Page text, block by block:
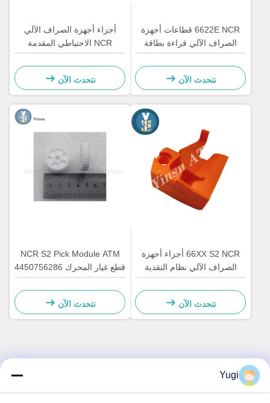
6622E NCR قطاعات أجهزة
الصراف الآلي قراءة بطاقة
رأس المكونات إعادة التجديد
نتحدث الآن
أجزاء أجهزة الصراف الآلي
NCR الاحتياطي المقدمة
الوصول الأمامي حزام LVDT
4450544331
نتحدث الآن
66XX S2 NCR أجزاء أجهزة
الصراف الآلي نظام النقدية
الآلية الأجهزة البلاستيكية C
سحب القفل 4450759179
نتحدث الآن
NCR S2 Pick Module ATM
قطع غيار المحرك 4450756286
OEM
نتحدث الآن
الاتصال السريع
Yugi